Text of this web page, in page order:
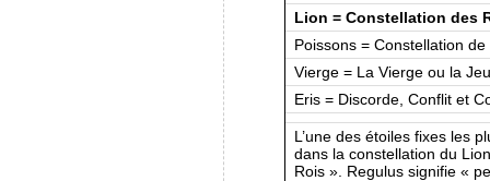
Lion = Constellation des
Poissons = Constellation de
Vierge = La Vierge ou la
Eris = Discorde, Conflit et
L’une des étoiles fixes les
dans la constellation du
Rois ». Regulus signifie «